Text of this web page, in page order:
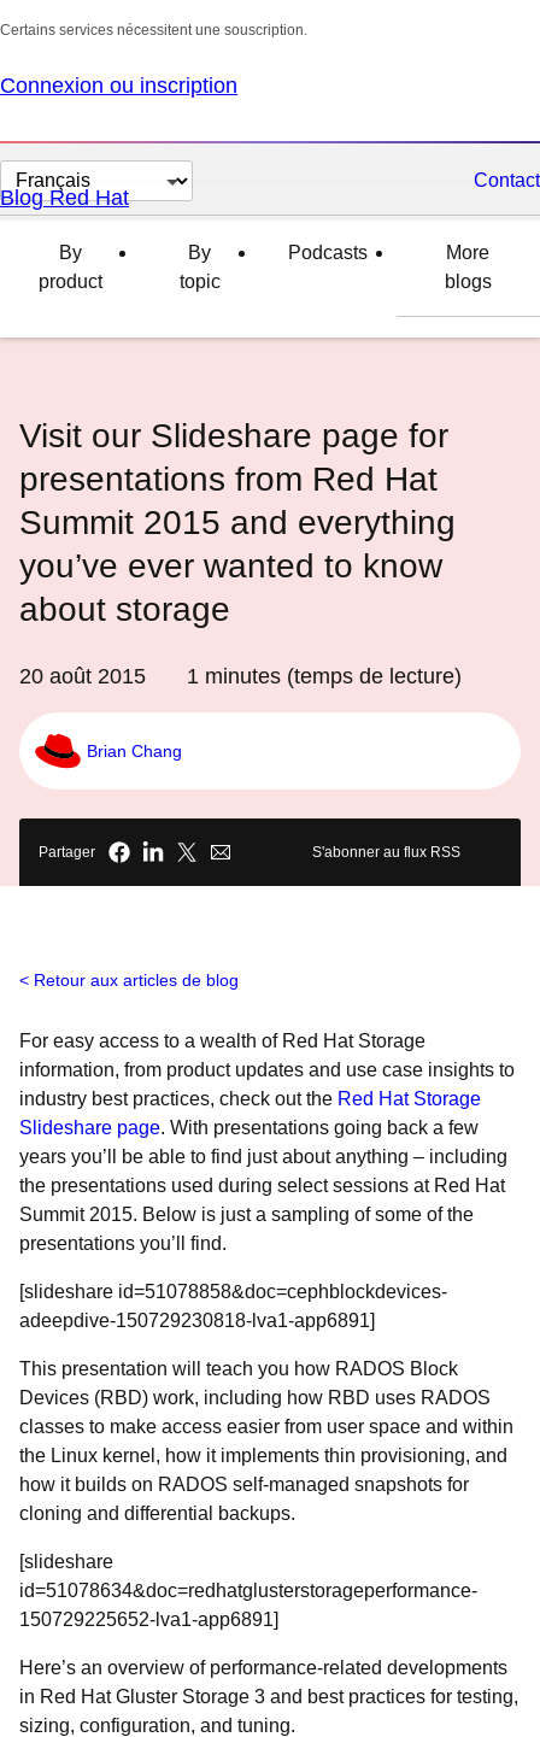
Certains services nécessitent une souscription.
Connexion ou inscription
Changer
la
langue
Contact
Blog Red Hat
By
product
By
topic
Podcasts
More
blogs
Visit our Slideshare page for
presentations from Red Hat
Summit 2015 and everything
you’ve ever wanted to know
about storage
20 août 2015 1 minutes (temps de lecture)
Brian Chang
Partager S'abonner au flux RSS
Retour aux articles de blog
For easy access to a wealth of Red Hat Storage
information, from product updates and use case insights to
industry best practices, check out the Red Hat Storage
Slideshare page. With presentations going back a few
years you’ll be able to find just about anything – including
the presentations used during select sessions at Red Hat
Summit 2015. Below is just a sampling of some of the
presentations you’ll find.
[slideshare id=51078858&doc=cephblockdevices-
adeepdive-150729230818-lva1-app6891]
This presentation will teach you how RADOS Block
Devices (RBD) work, including how RBD uses RADOS
classes to make access easier from user space and within
the Linux kernel, how it implements thin provisioning, and
how it builds on RADOS self-managed snapshots for
cloning and differential backups.
[slideshare
id=51078634&doc=redhatglusterstorageperformance-
150729225652-lva1-app6891]
Here’s an overview of performance-related developments
in Red Hat Gluster Storage 3 and best practices for testing,
sizing, configuration, and tuning.